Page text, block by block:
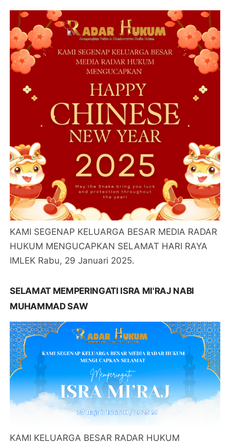
KAMI SEGENAP KELUARGA BESAR MEDIA RADAR
HUKUM MENGUCAPKAN SELAMAT HARI RAYA
IMLEK Rabu, 29 Januari 2025.
SELAMAT MEMPERINGATI ISRA MI'RAJ NABI
MUHAMMAD SAW
KAMI KELUARGA BESAR RADAR HUKUM